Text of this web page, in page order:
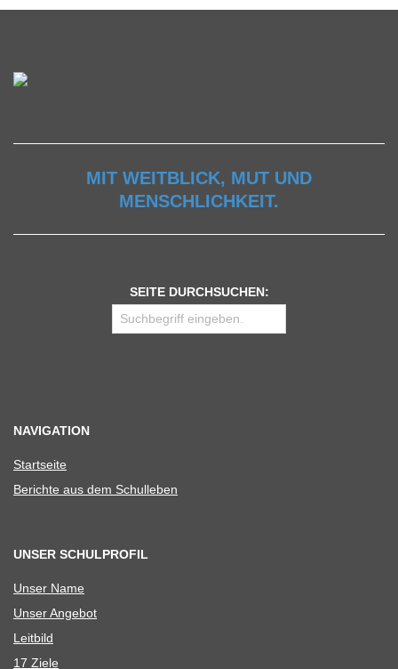
MIT WEITBLICK, MUT UND
MENSCHLICHKEIT.
SEITE DURCHSUCHEN:
NAVIGATION
Start­seite
Berichte aus dem Schulleben
UNSER SCHULPROFIL
Unser Name
Unser Ange­bot
Leit­bild
17 Ziele